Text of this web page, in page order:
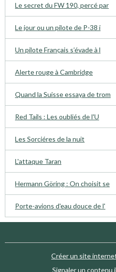
Le secret du FW 190, percé par
Le jour ou un pilote de P-38 i
Un pilote Français s’évade à l
Alerte rouge à Cambridge
Quand la Suisse essaya de trom
Red Tails : Les oubliés de l'U
Les Sorciéres de la nuit
L'attaque Taran
Hermann Göring : On choisit se
Porte-avions d'eau douce de l'
Créer un site
Signaler un contenu